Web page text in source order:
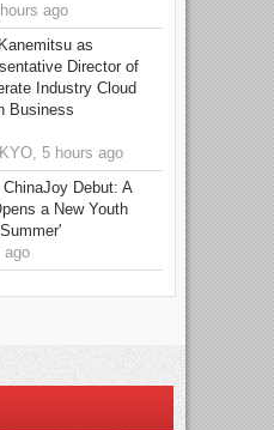
ago
as
Director of
Industry Cloud
Business
5 hours ago
Debut: A
a New Youth
ago